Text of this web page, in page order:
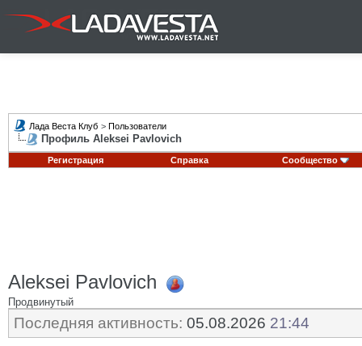
Лада Веста Клуб > Пользователи
Профиль Aleksei Pavlovich
Регистрация Справка Сообщество
Aleksei Pavlovich
Продвинутый
Последняя активность: 05.08.2026 21:44